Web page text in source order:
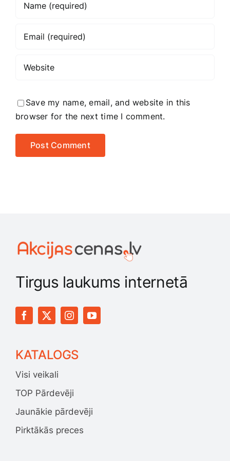
Save my name, email, and website in this
browser for the next time I comment.
Tirgus laukums internetā
KATALOGS
Visi veikali
TOP Pārdevēji
Jaunākie pārdevēji
Pirktākās preces